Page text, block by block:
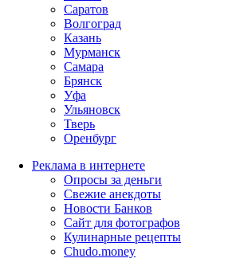
Саратов
Волгоград
Казань
Мурманск
Самара
Брянск
Уфа
Ульяновск
Тверь
Оренбург
Реклама в интернете
Опросы за деньги
Свежие анекдоты
Новости Банков
Сайт для фотографов
Кулинарные рецепты
Chudo.money